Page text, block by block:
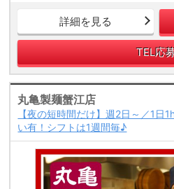
詳細を見る
TEL応
丸亀製麺蟹江店
【夜の短時間だけ】週2日～／1
い有！シフトは1週間毎♪